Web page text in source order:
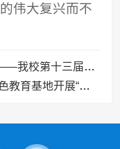
伟大复兴而不
园文化节话剧大赛成功举办
与祖国共成长”主题教育